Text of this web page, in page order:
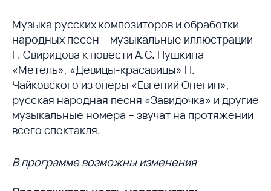
Музыка русских композиторов и обработки
народных песен – музыкальные иллюстрации
Г. Свиридова к повести А.С. Пушкина
«Метель», «Девицы-красавицы» П.
Чайковского из оперы «Евгений Онегин»,
русская народная песня «Завидочка» и другие
музыкальные номера – звучат на протяжении
всего спектакля.
В программе возможны изменения